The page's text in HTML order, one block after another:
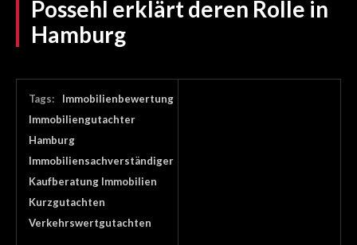
Possehl erklärt deren Rolle in
Hamburg
Tags:
Immobilienbewertung
Immobiliengutachter
Hamburg
Immobiliensachverständiger
Kaufberatung Immobilien
Kurzgutachten
Verkehrswertgutachten